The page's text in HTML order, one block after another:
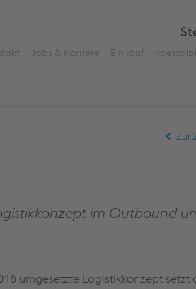
Jobs & Karriere Einkauf
im Outbound
umgesetzte Logistikkonzept setzt